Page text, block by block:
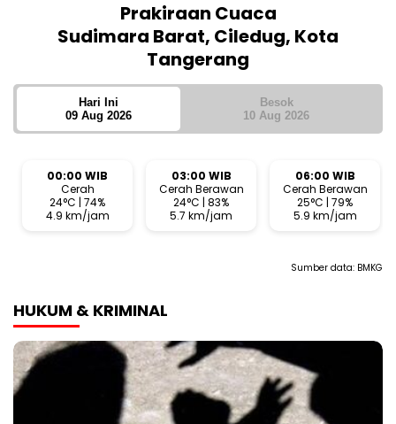
Prakiraan Cuaca
Sudimara Barat, Ciledug, Kota
Tangerang
Hari Ini
09 Aug 2026
Besok
10 Aug 2026
00:00 WIB
Cerah
24°C | 74%
4.9 km/jam
03:00 WIB
Cerah Berawan
24°C | 83%
5.7 km/jam
06:00 WIB
Cerah Berawan
25°C | 79%
5.9 km/jam
Sumber data: BMKG
HUKUM & KRIMINAL